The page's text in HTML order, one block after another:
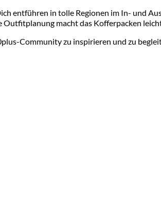
entführen in tolle Regionen im In- und
Outfitplanung macht das Kofferpacken
Community zu inspirieren und zu